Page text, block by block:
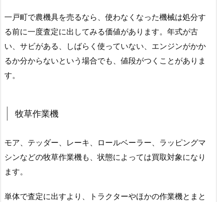
一戸町で農機具を売るなら、使わなくなった機械は処分す
る前に一度査定に出してみる価値があります。年式が古
い、サビがある、しばらく使っていない、エンジンがかか
るか分からないという場合でも、値段がつくことがありま
す。
牧草作業機
モア、テッダー、レーキ、ロールベーラー、ラッピングマ
シンなどの牧草作業機も、状態によっては買取対象になり
ます。
単体で査定に出すより、トラクターやほかの作業機とまと